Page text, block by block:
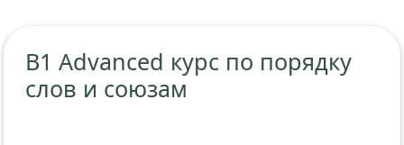
B1 Advanced курс по порядку
слов и союзам